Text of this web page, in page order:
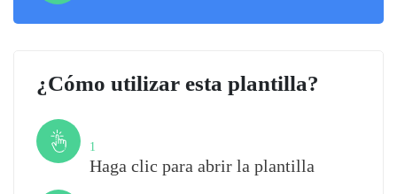
¿Cómo utilizar esta plantilla?
1
Haga clic para abrir la plantilla